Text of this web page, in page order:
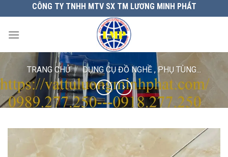
đến
nội
CÔNG TY TNHH MTV SX TM LƯƠNG MINH PHÁT
TRANG CHỦ / DỤNG CỤ ĐỒ NGHỀ , PHỤ TÙNG...